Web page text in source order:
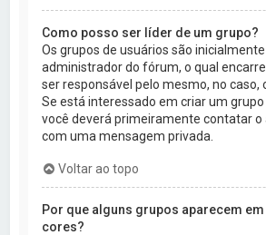
Como posso ser líder de um grupo?
Os grupos de usuários são
administrador do fórum, o qual
ser responsável pelo mesmo, no caso,
Se está interessado em criar um grupo
você deverá primeiramente contatar
com uma mensagem privada.
Voltar ao topo
Por que alguns grupos aparecem
cores?